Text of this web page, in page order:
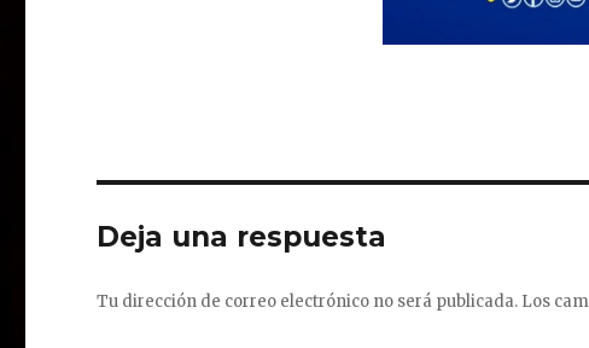
Deja una respuesta
Tu dirección de correo electrónico no será publicada. Los